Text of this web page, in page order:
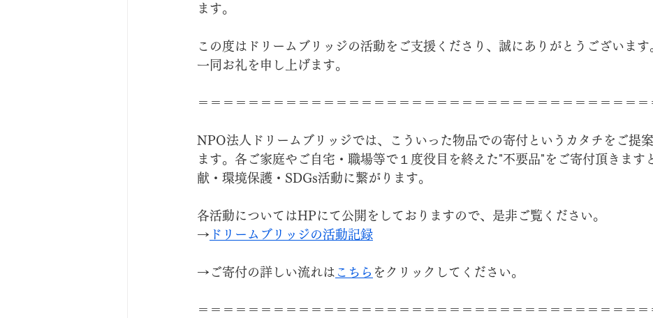
ます。
この度はドリームブリッジの活動をご支援くださり、誠にありがとうございます
一同お礼を申し上げます。
＝＝＝＝＝＝＝＝＝＝＝＝＝＝＝＝＝＝＝＝＝＝＝＝＝＝＝＝＝＝＝＝＝＝＝＝
NPO法人ドリームブリッジでは、こういった物品での寄付というカタチをご提
ます。各ご家庭やご自宅・職場等で１度役目を終えた"不要品"をご寄付頂きます
献・環境保護・SDGs活動に繋がります。
各活動についてはHPにて公開をしておりますので、是非ご覧ください。
→ ドリームブリッジの活動記録
→ご寄付の詳しい流れは こちら をクリックしてください。
＝＝＝＝＝＝＝＝＝＝＝＝＝＝＝＝＝＝＝＝＝＝＝＝＝＝＝＝＝＝＝＝＝＝＝＝